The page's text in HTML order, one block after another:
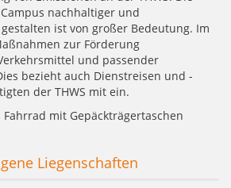
nachhaltiger und
ist von großer Bedeutung. Im
zur Förderung
und passender
bezieht auch Dienstreisen und -
der THWS mit ein.
Liegenschaften